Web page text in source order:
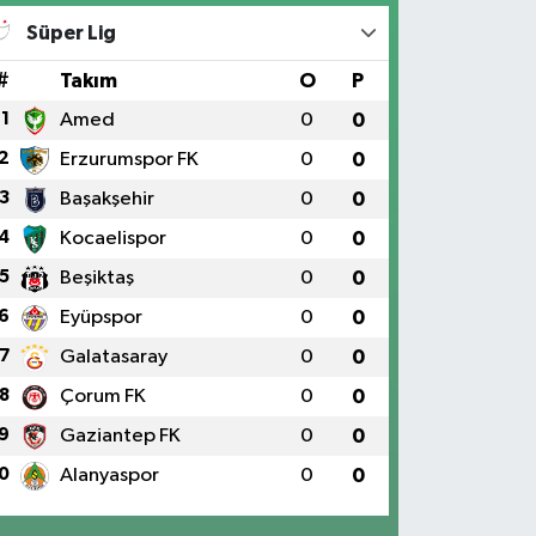
Süper Lig
Takım O P
1 Amed 0 0
Erzurumspor FK 0 0
3 Başakşehir 0 0
Kocaelispor 0 0
5 Beşiktaş 0 0
Eyüpspor 0 0
7 Galatasaray 0 0
8 Çorum FK 0 0
Gaziantep FK 0 0
Alanyaspor 0 0